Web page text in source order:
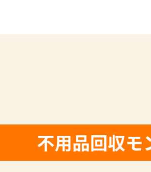
不用品回収モ